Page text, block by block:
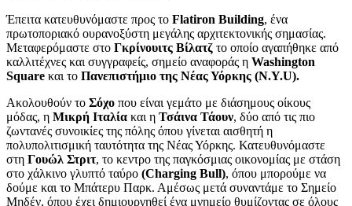
Έπειτα κατευθυνόμαστε προς το Flatiron Building, ένα
πρωτοποριακό ουρανοξύστη μεγάλης αρχιτεκτονικής σημασίας.
Μεταφερόμαστε στο Γκρίνουιτς Βίλατζ το οποίο αγαπήθηκε από
καλλιτέχνες και συγγραφείς, σημείο αναφοράς η Washington
Square και το Πανεπιστήμιο της Νέας Υόρκης (N.Y.U).
Ακολουθούν το Σόχο που είναι γεμάτο με διάσημους οίκους
μόδας, η Μικρή Ιταλία και η Τσάινα Τάουν, δύο από τις πιο
ζωντανές συνοικίες της πόλης όπου γίνεται αισθητή η
πολυπολιτισμική ταυτότητα της Νέας Υόρκης. Κατευθυνόμαστε
στη Γουώλ Στριτ, το κεντρο της παγκόσμιας οικονομίας με στάση
στο χάλκινο γλυπτό ταύρο (Charging Bull), όπου μπορούμε να
δούμε και το Μπάτερυ Παρκ. Αμέσως μετά συναντάμε το Σημείο
Μηδέν, όπου έχει δημιουργηθεί ένα μνημείο θυμίζοντας σε όλους